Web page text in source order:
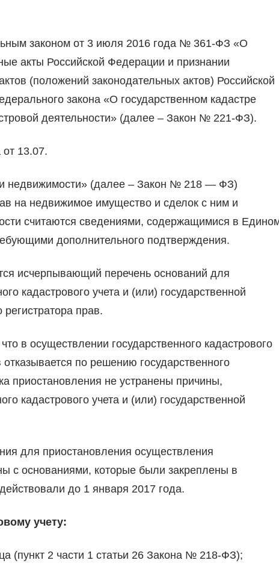
законом от 3 июля 2016 года № 361-ФЗ «О
акты Российской Федерации и признании
(положений законодательных актов) Российской
закона «О государственном кадастре
деятельности» (далее – Закон № 221-ФЗ).
13.07.
недвижимости» (далее – Закон № 218 — ФЗ)
на недвижимое имущество и сделок с ним и
считаются сведениями, содержащимися в
дополнительного подтверждения.
исчерпывающий перечень оснований для
кадастрового учета и (или) государственной
прав.
в осуществлении государственного кадастрового
по решению государственного
приостановления не устранены причины,
кадастрового учета и (или) государственной
для приостановления осуществления
с основаниями, которые были закреплены в
до 1 января 2017 года.
учету:
2 части 1 статьи 26 Закона № 218-ФЗ);